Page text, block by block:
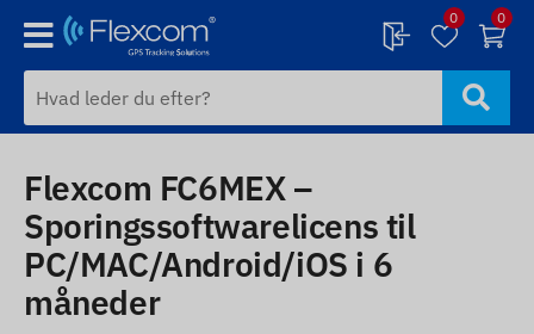
0 0
Flexcom FC6MEX –
Sporingssoftwarelicens til
PC/MAC/Android/iOS i 6
måneder